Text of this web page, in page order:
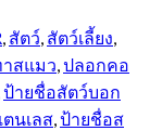
, สัตว์, สัตว์เลี้ยง,
สแมว,ปลอกคอ
ป้ายชื่อสัตว์บอก
นเลส,ป้ายชื่อส